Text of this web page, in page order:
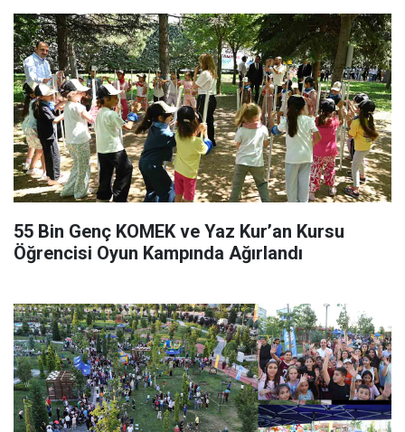
55 Bin Genç KOMEK ve Yaz Kur’an Kursu
Öğrencisi Oyun Kampında Ağırlandı